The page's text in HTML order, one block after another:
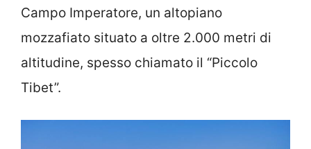
Campo Imperatore, un altopiano
mozzafiato situato a oltre 2.000 metri di
altitudine, spesso chiamato il “Piccolo
Tibet”.